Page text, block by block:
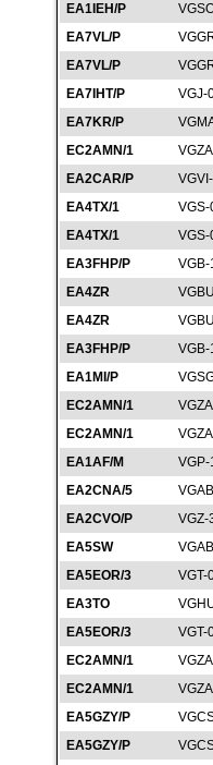
EA1IEH/P
EA7VL/P
EA7VL/P
EA7IHT/P
VGJ-
EA7KR/P
EC2AMN/1
EA2CAR/P
EA4TX/1
EA4TX/1
EA3FHP/P
EA4ZR
EA4ZR
EA3FHP/P
EA1MI/P
EC2AMN/1
EC2AMN/1
EA1AF/M
EA2CNA/5
EA2CVO/P
VGZ-
EA5SW
EA5EOR/3
VGT-
EA3TO
EA5EOR/3
VGT-
EC2AMN/1
EC2AMN/1
EA5GZY/P
EA5GZY/P